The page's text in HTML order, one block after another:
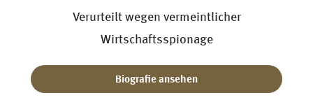
Verurteilt wegen vermeintlicher
Wirtschaftsspionage
Biografie ansehen